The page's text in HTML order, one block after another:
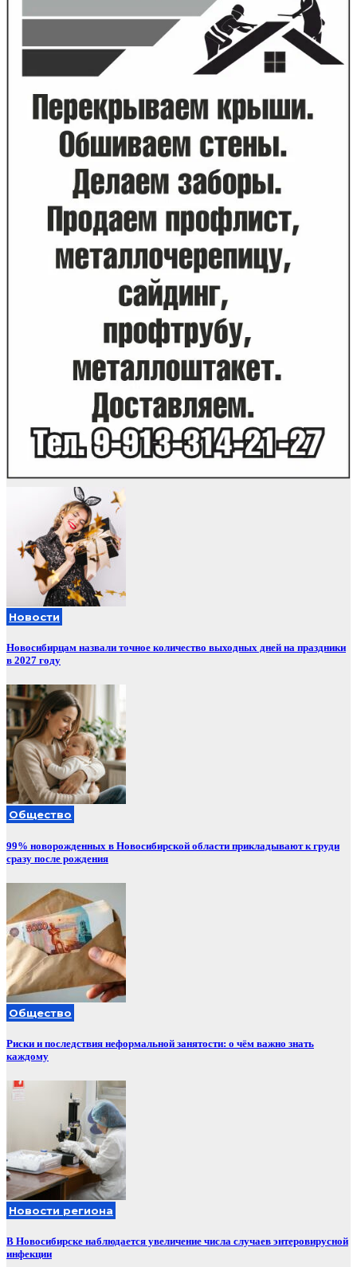
Новости
Новосибирцам назвали точное количество выходных дней на праздники
в 2027 году
Общество
99% новорожденных в Новосибирской области прикладывают к груди
сразу после рождения
Общество
Риски и последствия неформальной занятости: о чём важно знать
каждому
Новости региона
В Новосибирске наблюдается увеличение числа случаев энтеровирусной
инфекции